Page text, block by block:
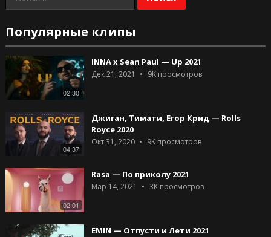
Популярные клипы
02:30
INNA x Sean Paul — Up 2021
Дек 21, 2021 9Kпросмотров
04:37
Джиган, Тимати, Егор Крид — Rolls
Royce 2020
Окт 31, 2020 9Kпросмотров
02:01
Rasa — По приколу 2021
Мар 14, 2021 3Kпросмотров
EMIN — Отпусти и Лети 2021